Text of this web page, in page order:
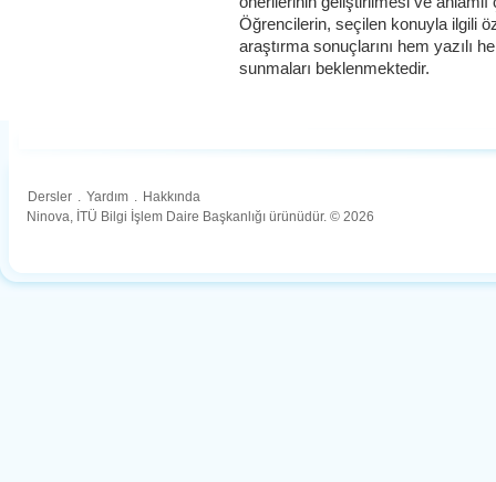
Öğrencilerin, seçilen konuyla ilgili
araştırma sonuçlarını hem yazılı
sunmaları beklenmektedir.
Dersler . Yardım . Hakkında
Ninova, İTÜ Bilgi İşlem Daire Başkanlığı ürünüdür. © 2026